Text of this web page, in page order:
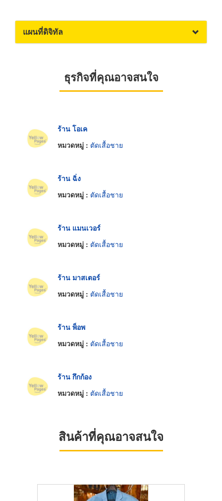
แผนที่ดิจิทัล
ธุรกิจที่คุณอาจสนใจ
ร้าน โอเค
หมวดหมู่ : ตัดเสื้อชาย
ร้าน ฉิ่ง
หมวดหมู่ : ตัดเสื้อชาย
ร้าน แมนเวอร์
หมวดหมู่ : ตัดเสื้อชาย
ร้าน มาสเตอร์
หมวดหมู่ : ตัดเสื้อชาย
ร้าน พ็อพ
หมวดหมู่ : ตัดเสื้อชาย
ร้าน กึกก้อง
หมวดหมู่ : ตัดเสื้อชาย
สินค้าที่คุณอาจสนใจ